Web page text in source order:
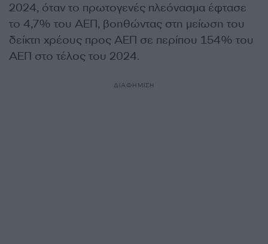
2024, όταν το πρωτογενές πλεόνασμα έφτασε
το 4,7% του ΑΕΠ, βοηθώντας στη μείωση του
δείκτη χρέους προς ΑΕΠ σε περίπου 154% του
ΑΕΠ στο τέλος του 2024.
ΔΙΑΦΗΜΙΣΗ